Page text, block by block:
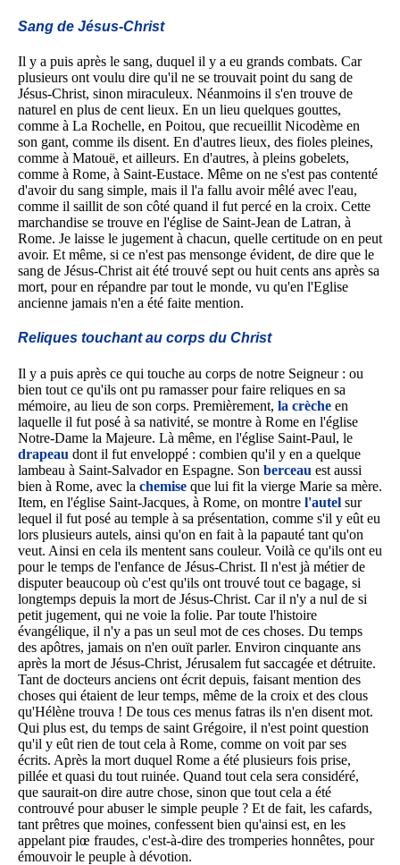
Sang de Jésus-Christ
Il y a puis après le sang, duquel il y a eu grands combats. Car
plusieurs ont voulu dire qu'il ne se trouvait point du sang de
Jésus-Christ, sinon miraculeux. Néanmoins il s'en trouve de
naturel en plus de cent lieux. En un lieu quelques gouttes,
comme à La Rochelle, en Poitou, que recueillit Nicodème en
son gant, comme ils disent. En d'autres lieux, des fioles pleines,
comme à Matouë, et ailleurs. En d'autres, à pleins gobelets,
comme à Rome, à Saint-Eustace. Même on ne s'est pas contenté
d'avoir du sang simple, mais il l'a fallu avoir mêlé avec l'eau,
comme il saillit de son côté quand il fut percé en la croix. Cette
marchandise se trouve en l'église de Saint-Jean de Latran, à
Rome. Je laisse le jugement à chacun, quelle certitude on en peut
avoir. Et même, si ce n'est pas mensonge évident, de dire que le
sang de Jésus-Christ ait été trouvé sept ou huit cents ans après sa
mort, pour en répandre par tout le monde, vu qu'en l'Eglise
ancienne jamais n'en a été faite mention.
Reliques touchant au corps du Christ
Il y a puis après ce qui touche au corps de notre Seigneur : ou
bien tout ce qu'ils ont pu ramasser pour faire reliques en sa
mémoire, au lieu de son corps. Premièrement, la crèche en
laquelle il fut posé à sa nativité, se montre à Rome en l'église
Notre-Dame la Majeure. Là même, en l'église Saint-Paul, le
drapeau dont il fut enveloppé : combien qu'il y en a quelque
lambeau à Saint-Salvador en Espagne. Son berceau est aussi
bien à Rome, avec la chemise que lui fit la vierge Marie sa mère.
Item, en l'église Saint-Jacques, à Rome, on montre l'autel sur
lequel il fut posé au temple à sa présentation, comme s'il y eût eu
lors plusieurs autels, ainsi qu'on en fait à la papauté tant qu'on
veut. Ainsi en cela ils mentent sans couleur. Voilà ce qu'ils ont eu
pour le temps de l'enfance de Jésus-Christ. Il n'est jà métier de
disputer beaucoup où c'est qu'ils ont trouvé tout ce bagage, si
longtemps depuis la mort de Jésus-Christ. Car il n'y a nul de si
petit jugement, qui ne voie la folie. Par toute l'histoire
évangélique, il n'y a pas un seul mot de ces choses. Du temps
des apôtres, jamais on n'en ouït parler. Environ cinquante ans
après la mort de Jésus-Christ, Jérusalem fut saccagée et détruite.
Tant de docteurs anciens ont écrit depuis, faisant mention des
choses qui étaient de leur temps, même de la croix et des clous
qu'Hélène trouva ! De tous ces menus fatras ils n'en disent mot.
Qui plus est, du temps de saint Grégoire, il n'est point question
qu'il y eût rien de tout cela à Rome, comme on voit par ses
écrits. Après la mort duquel Rome a été plusieurs fois prise,
pillée et quasi du tout ruinée. Quand tout cela sera considéré,
que saurait-on dire autre chose, sinon que tout cela a été
controuvé pour abuser le simple peuple ? Et de fait, les cafards,
tant prêtres que moines, confessent bien qu'ainsi est, en les
appelant piœ fraudes, c'est-à-dire des tromperies honnêtes, pour
émouvoir le peuple à dévotion.